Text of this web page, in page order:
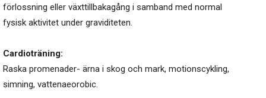
förlossning eller växttillbakagång i samband med normal
fysisk aktivitet under graviditeten.
Cardioträning:
Raska promenader- ärna i skog och mark, motionscykling,
simning, vattenaeorobic.